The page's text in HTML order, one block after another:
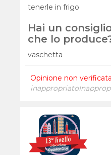
tenerle in frigo
Hai un
che lo
vaschetta
Opinione non verificata
inappropriato